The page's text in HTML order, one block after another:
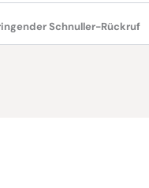
Schnuller-Rückruf